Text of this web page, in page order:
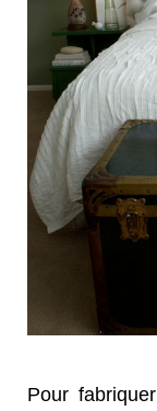
Pour